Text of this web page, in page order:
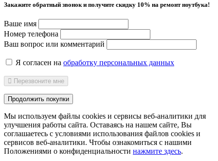
Закажите обратный звонок и получитe скидку 10% на ремонт ноутбука!
Ваше имя
Номер телефона
Ваш вопрос или комментарий
Я согласен на обработку персональных данных
Перезвоните мне
Продолжить покупки
Мы используем файлы cookies и сервисы веб-аналитики для
улучшения работы сайта. Оставаясь на нашем сайте, Вы
соглашаетесь с условиями использования файлов cookies и
сервисов веб-аналитики. Чтобы ознакомиться с нашими
Положениями о конфиденциальности нажмите здесь.